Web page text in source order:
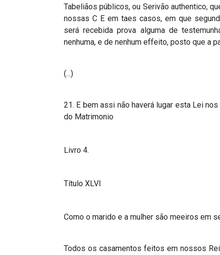
Tabeliãos públicos, ou Serivão authentico,
nossas C E em taes casos, em que
será recebida prova alguma de
nenhuma, e de nenhum effeito, posto que a
(...)
21. E bem assi não haverá lugar esta Lei
do Matrimonio
Livro 4.
Título XLVI
Como o marido e a mulher são meeiros em
Todos os casamentos feitos em nossos